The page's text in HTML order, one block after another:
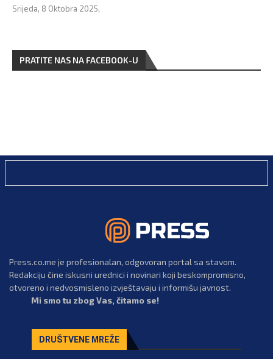
Srijeda, 8 Oktobra 2025,
PRATITE NAS NA FACEBOOK-U
Press.co.me je profesionalan, odgovoran portal sa stavom.
Redakciju čine iskusni urednici i novinari koji beskompromisno,
otvoreno i nedvosmisleno izvještavaju i informišu javnost.
Mi smo tu zbog Vas, čitamo se!
DRUŠTVENE MREŽE